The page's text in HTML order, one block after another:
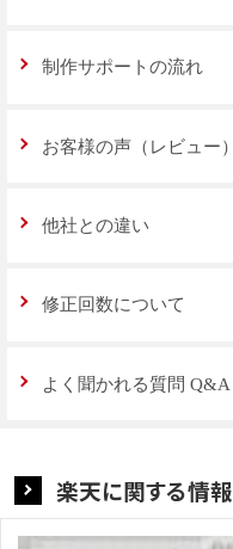
制作サポートの流れ
お客様の声（レビュー）
他社との違い
修正回数について
よく聞かれる質問 Q&A
楽天に関する情報